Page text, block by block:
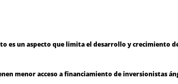
es un aspecto que limita el desarrollo y crecimiento
menor acceso a financiamiento de inversionistas